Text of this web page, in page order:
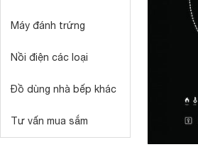
Máy đánh trứng
Nồi điện các loại
Đồ dùng nhà bếp khác
Tư vấn mua sắm